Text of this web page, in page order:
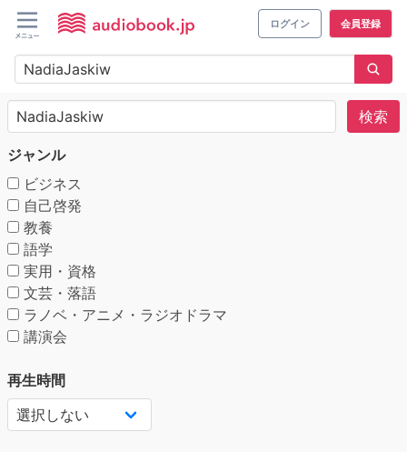
ログイン 会員登録
検索
ジャンル
ビジネス
自己啓発
教養
語学
実用・資格
文芸・落語
ラノベ・アニメ・ラジオドラマ
講演会
再生時間